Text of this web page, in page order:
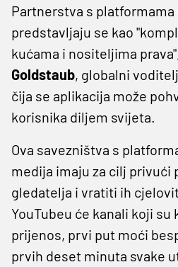
Partnerstva s
predstavljaju se kao
kućama i nositeljima
Goldstaub, globalni
čija se aplikacija može
korisnika diljem svijeta.
Ova savezništva s
medija imaju za cilj privući
gledatelja i vratiti ih
YouTubeu će kanali koji su
prijenos, prvi put moći
prvih deset minuta svake